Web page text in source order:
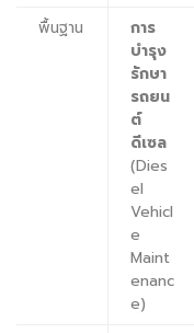
พื้นฐาน
การ
บำรุง
รักษา
รถยน
ต์
ดีเซล
(Dies
el
Vehicl
e
Maint
enanc
e)